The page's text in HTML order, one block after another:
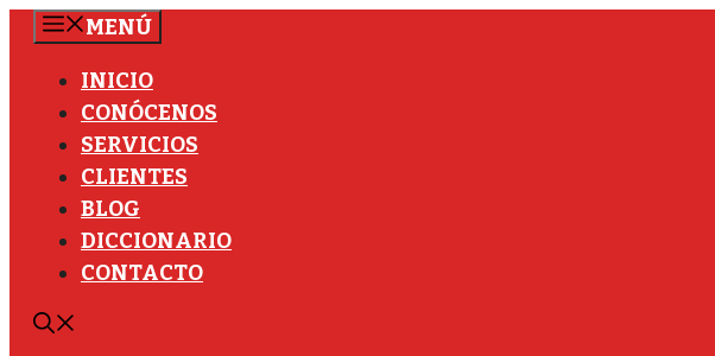
Saltar
contenido
MENÚ
INICIO
CONÓCENOS
SERVICIOS
CLIENTES
BLOG
DICCIONARIO
CONTACTO